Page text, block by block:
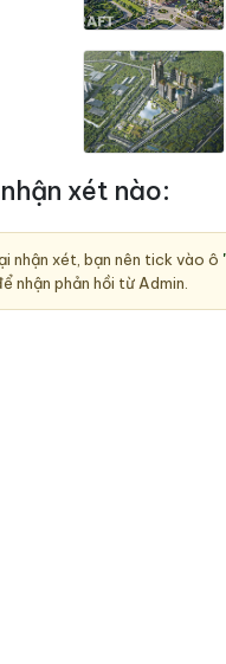
xét nào:
nhận xét, bạn nên tick vào ô
nhận phản hồi từ Admin.